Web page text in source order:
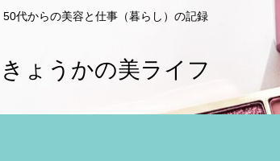
50代からの美容と仕事（暮らし）の記録
きょうかの美ライフ